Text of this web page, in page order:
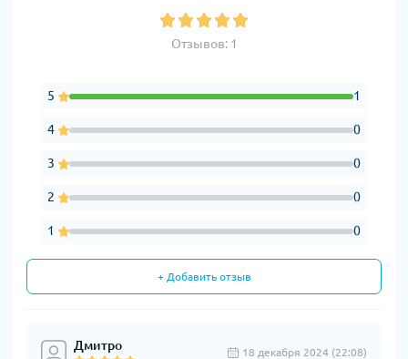
Отзывов: 1
5 1
4 0
3 0
2 0
1 0
+ Добавить отзыв
Дмитро 18 декабря 2024 (22:08)